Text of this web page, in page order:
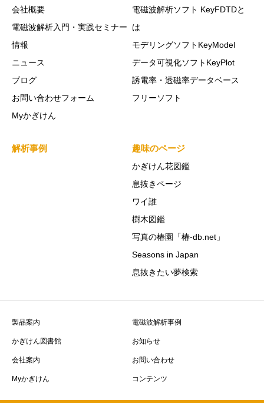
会社概要
電磁波解析入門・実践セミナー
情報
ニュース
ブログ
お問い合わせフォーム
Myかぎけん
電磁波解析ソフト KeyFDTDと
は
モデリングソフトKeyModel
データ可視化ソフトKeyPlot
誘電率・透磁率データベース
フリーソフト
解析事例 趣味のページ
かぎけん花図鑑
息抜きページ
ワイ誰
樹木図鑑
写真の椿園「椿-db.net」
Seasons in Japan
息抜きたい夢検索
製品案内 電磁波解析事例
かぎけん図書館 お知らせ
会社案内 お問い合わせ
Myかぎけん コンテンツ